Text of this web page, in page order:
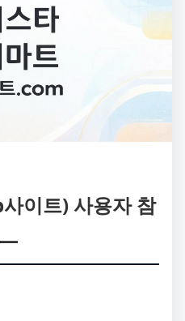
이트) 사용자 참
―